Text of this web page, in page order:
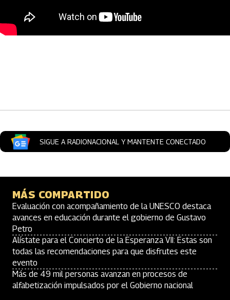
SIGUE A RADIONACIONAL Y MANTENTE CONECTADO
MÁS COMPARTIDO
Evaluación con acompañamiento de la UNESCO destaca
avances en educación durante el gobierno de Gustavo
Petro
Alístate para el Concierto de la Esperanza VII: Estas son
todas las recomendaciones para que disfrutes este
evento
Más de 49 mil personas avanzan en procesos de
alfabetización impulsados por el Gobierno nacional